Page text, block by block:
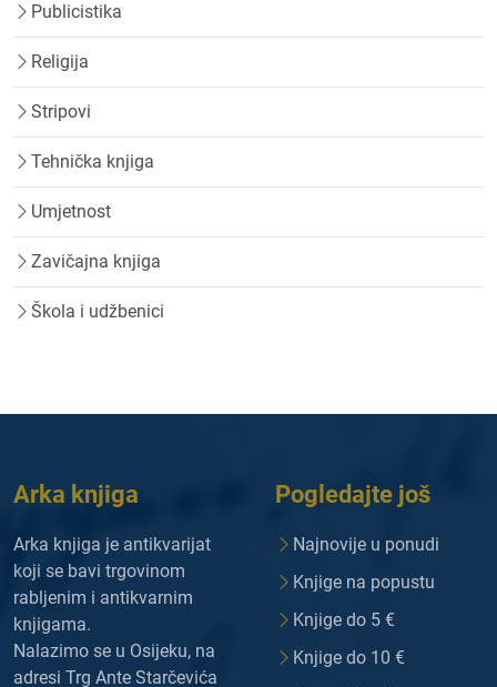
Publicistika
Religija
Stripovi
Tehnička knjiga
Umjetnost
Zavičajna knjiga
Škola i udžbenici
Arka knjiga
Arka knjiga je antikvarijat
koji se bavi trgovinom
rabljenim i antikvarnim
knjigama.
Nalazimo se u Osijeku, na
adresi Trg Ante Starčevića
Pogledajte još
Najnovije u ponudi
Knjige na popustu
Knjige do 5 €
Knjige do 10 €